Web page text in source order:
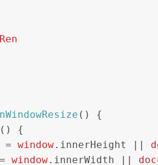
( ) {
( ) {
= window. innerHeight ||
window. innerWidth ||